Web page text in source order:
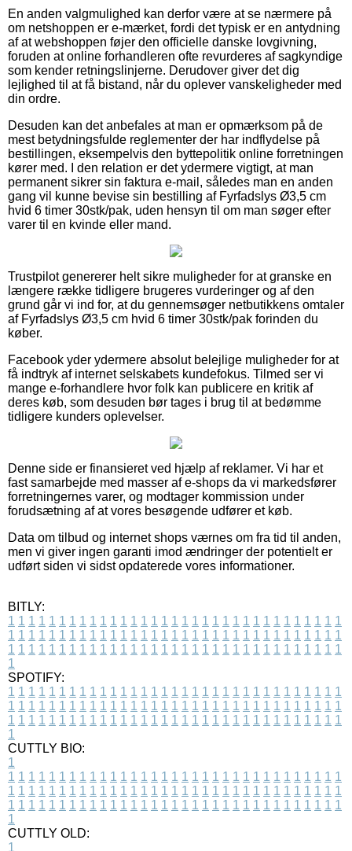
En anden valgmulighed kan derfor være at se nærmere på
om netshoppen er e-mærket, fordi det typisk er en antydning
af at webshoppen føjer den officielle danske lovgivning,
foruden at online forhandleren ofte revurderes af sagkyndige
som kender retningslinjerne. Derudover giver det dig
lejlighed til at få bistand, når du oplever vanskeligheder med
din ordre.
Desuden kan det anbefales at man er opmærksom på de
mest betydningsfulde reglementer der har indflydelse på
bestillingen, eksempelvis den byttepolitik online forretningen
kører med. I den relation er det ydermere vigtigt, at man
permanent sikrer sin faktura e-mail, således man en anden
gang vil kunne bevise sin bestilling af Fyrfadslys Ø3,5 cm
hvid 6 timer 30stk/pak, uden hensyn til om man søger efter
varer til en kvinde eller mand.
Trustpilot genererer helt sikre muligheder for at granske en
længere række tidligere brugeres vurderinger og af den
grund går vi ind for, at du gennemsøger netbutikkens omtaler
af Fyrfadslys Ø3,5 cm hvid 6 timer 30stk/pak forinden du
køber.
Facebook yder ydermere absolut belejlige muligheder for at
få indtryk af internet selskabets kundefokus. Tilmed ser vi
mange e-forhandlere hvor folk kan publicere en kritik af
deres køb, som desuden bør tages i brug til at bedømme
tidligere kunders oplevelser.
Denne side er finansieret ved hjælp af reklamer. Vi har et
fast samarbejde med masser af e-shops da vi markedsfører
forretningernes varer, og modtager kommission under
forudsætning af at vores besøgende udfører et køb.
Data om tilbud og internet shops værnes om fra tid til anden,
men vi giver ingen garanti imod ændringer der potentielt er
udført siden vi sidst opdaterede vores informationer.
BITLY:
1 1 1 1 1 1 1 1 1 1 1 1 1 1 1 1 1 1 1 1 1 1 1 1 1 1 1 1 1 1 1 1 1
1 1 1 1 1 1 1 1 1 1 1 1 1 1 1 1 1 1 1 1 1 1 1 1 1 1 1 1 1 1 1 1 1
1 1 1 1 1 1 1 1 1 1 1 1 1 1 1 1 1 1 1 1 1 1 1 1 1 1 1 1 1 1 1 1 1
1
SPOTIFY:
1 1 1 1 1 1 1 1 1 1 1 1 1 1 1 1 1 1 1 1 1 1 1 1 1 1 1 1 1 1 1 1 1
1 1 1 1 1 1 1 1 1 1 1 1 1 1 1 1 1 1 1 1 1 1 1 1 1 1 1 1 1 1 1 1 1
1 1 1 1 1 1 1 1 1 1 1 1 1 1 1 1 1 1 1 1 1 1 1 1 1 1 1 1 1 1 1 1 1
1
CUTTLY BIO:
1
1 1 1 1 1 1 1 1 1 1 1 1 1 1 1 1 1 1 1 1 1 1 1 1 1 1 1 1 1 1 1 1 1
1 1 1 1 1 1 1 1 1 1 1 1 1 1 1 1 1 1 1 1 1 1 1 1 1 1 1 1 1 1 1 1 1
1 1 1 1 1 1 1 1 1 1 1 1 1 1 1 1 1 1 1 1 1 1 1 1 1 1 1 1 1 1 1 1 1
1
CUTTLY OLD:
1